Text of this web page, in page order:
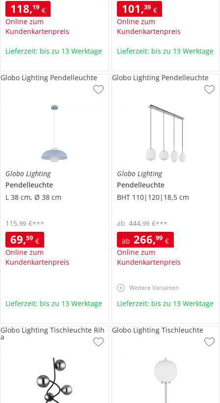
118,19 €
Online zum
Kundenkartenpreis
Lieferzeit: bis zu 13 Werktage
101,39 €
Online zum
Kundenkartenpreis
Lieferzeit: bis zu 13 Werktage
Globo Lighting
Pendelleuchte
L 38 cm, Ø 38 cm
69,59 €
Online zum
Kundenkartenpreis
115,99 €***
Globo Lighting Pendelleuchte
Lieferzeit: bis zu 13 Werktage
Globo Lighting
Pendelleuchte
BHT 110|120|18,5 cm
ab 266,99 €
Online zum
Kundenkartenpreis
ab 444,99 €***
Globo Lighting Pendelleuchte
Weitere Varianten
Lieferzeit: bis zu 13 Werktage
Globo Lighting Tischleuchte Rih
a
Globo Lighting Tischleuchte